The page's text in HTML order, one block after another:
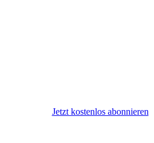
Jetzt kostenlos abonnieren